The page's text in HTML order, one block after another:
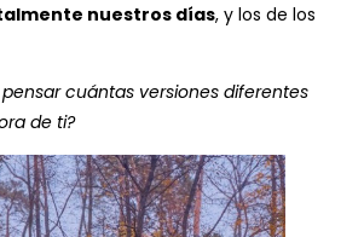
nuestros días, y los de los
cuántas versiones diferentes
de ti?